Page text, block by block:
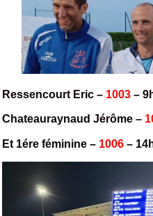
Ressencourt Eric – 1003 –
Chateauraynaud Jérôme –
Et 1ére féminine – 1006 –